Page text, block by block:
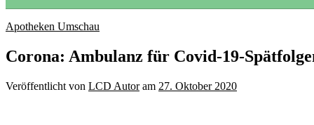
Apotheken Umschau
Corona: Ambulanz für Covid-19-
Veröffentlicht von LCD Autor am 27. Oktober 2020